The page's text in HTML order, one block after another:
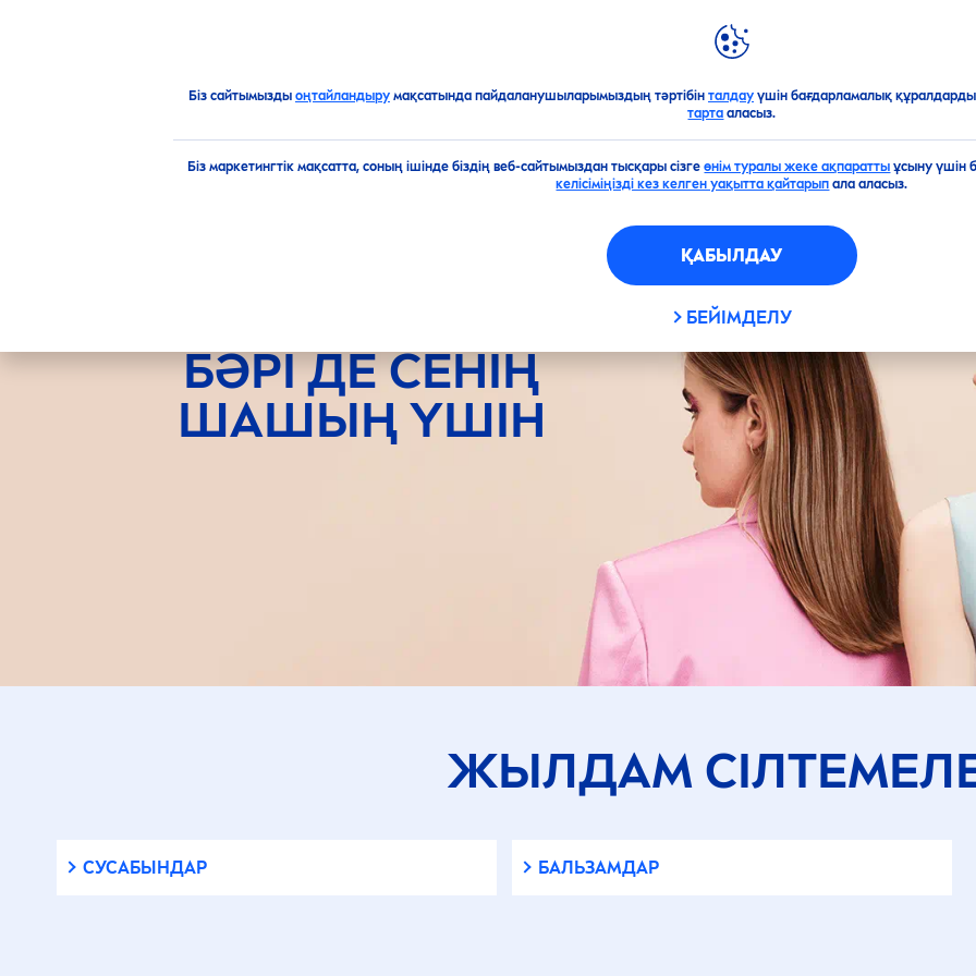
Біз сайтымызды оңтайландырумақсатында пайдаланушыларымыздың тәртібін талдауүшін бағдарламалық
тарта аласыз.
Біз маркетингтік мақсатта, соның ішінде біздің веб-сайтымыздан тысқары сізгеөнім туралы жеке ақпаратты ұсыну үшін
келісіміңізді кез келген уақытта қайтарып ала аласыз.
ҚАБЫЛДАУ
БЕЙІМДЕЛУ
NIVEAӘЛЕМІ
Өнімдерге шолу Шаш
БӘРІ ДЕ СЕНІҢ
ШАШЫҢ ҮШІН
ЖЫЛДАМ
СУСАБЫНДАР БАЛЬЗАМДАР